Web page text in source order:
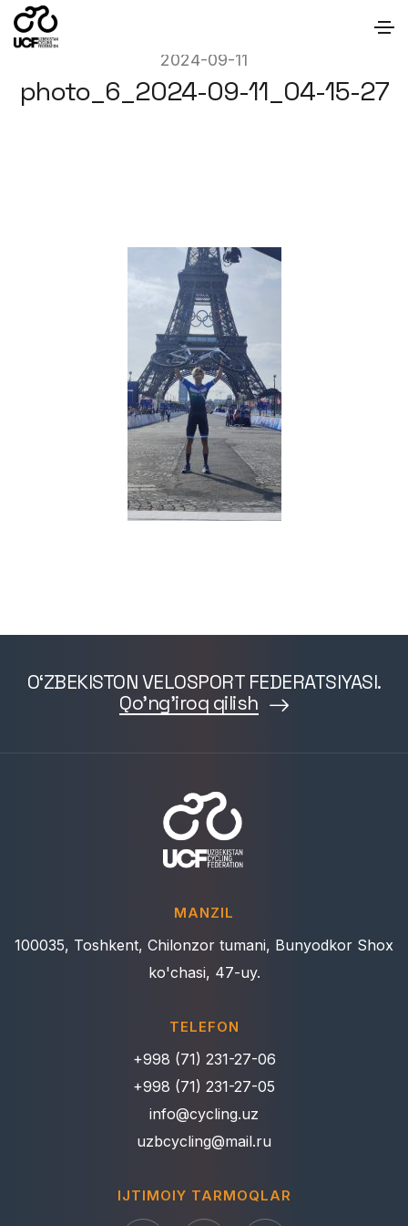
2024-09-11
photo_6_2024-09-11_04-15-27
O‘ZBEKISTON VELOSPORT FEDERATSIYASI.
Qo'ng'iroq qilish
MANZIL
100035, Toshkent, Chilonzor tumani, Bunyodkor Shox
ko'chasi, 47-uy.
TELEFON
+998 (71) 231-27-06
+998 (71) 231-27-05
info@cycling.uz
uzbcycling@mail.ru
IJTIMOIY TARMOQLAR